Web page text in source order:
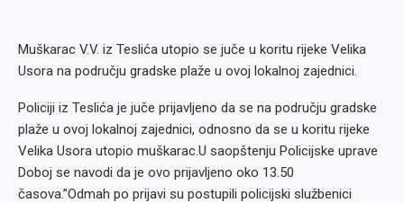
Muškarac V.V. iz Teslića utopio se juče u koritu rijeke Velika
Usora na području gradske plaže u ovoj lokalnoj zajednici.
Policiji iz Teslića je juče prijavljeno da se na području gradske
plaže u ovoj lokalnoj zajednici, odnosno da se u koritu rijeke
Velika Usora utopio muškarac.U saopštenju Policijske uprave
Doboj se navodi da je ovo prijavljeno oko 13.50
časova.”Odmah po prijavi su postupili policijski službenici